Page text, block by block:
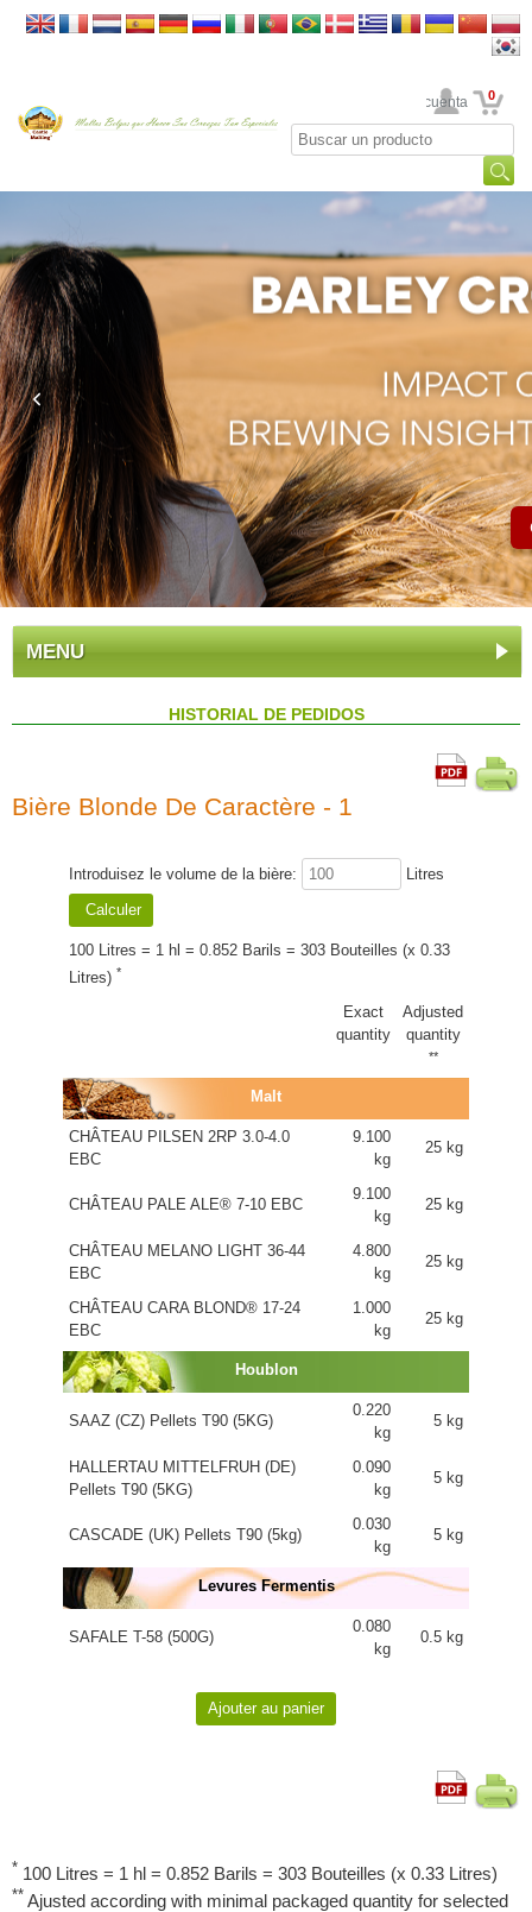
Su cuenta 0
MENU
HISTORIAL DE PEDIDOS
Bière Blonde De Caractère - 1
Introduisez le volume de la bière: Litres
100 Litres = 1 hl = 0.852 Barils = 303 Bouteilles (x 0.33
Litres) *
Exact
quantity
Adjusted
quantity
**
Malt
CHÂTEAU PILSEN 2RP 3.0-4.0
EBC
9.100
kg
25 kg
CHÂTEAU PALE ALE® 7-10 EBC
9.100
kg
25 kg
CHÂTEAU MELANO LIGHT 36-44
EBC
4.800
kg
25 kg
CHÂTEAU CARA BLOND® 17-24
EBC
1.000
kg
25 kg
Houblon
SAAZ (CZ) Pellets T90 (5KG)
0.220
kg
5 kg
HALLERTAU MITTELFRUH (DE)
Pellets T90 (5KG)
0.090
kg
5 kg
CASCADE (UK) Pellets T90 (5kg)
0.030
kg
5 kg
Levures Fermentis
SAFALE T-58 (500G)
0.080
kg
0.5 kg
* 100 Litres = 1 hl = 0.852 Barils = 303 Bouteilles (x 0.33 Litres)
** Ajusted according with minimal packaged quantity for selected